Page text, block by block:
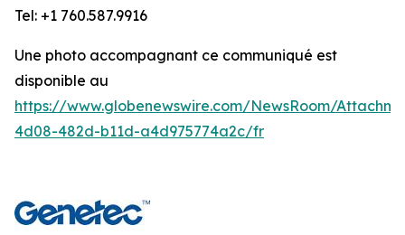
Tel: +1 760.587.9916
Une photo accompagnant ce communiqué est
disponible au
https://www.globenewswire.com/NewsRoom/
4d08-482d-b11d-a4d975774a2c/fr